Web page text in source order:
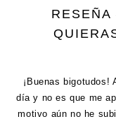
¡Buenas bigotudos!
día y no es que me
motivo aún no he